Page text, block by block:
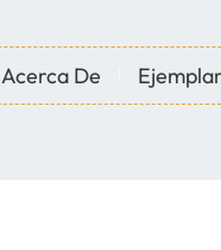
Acerca De